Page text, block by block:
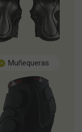
Muñequeras